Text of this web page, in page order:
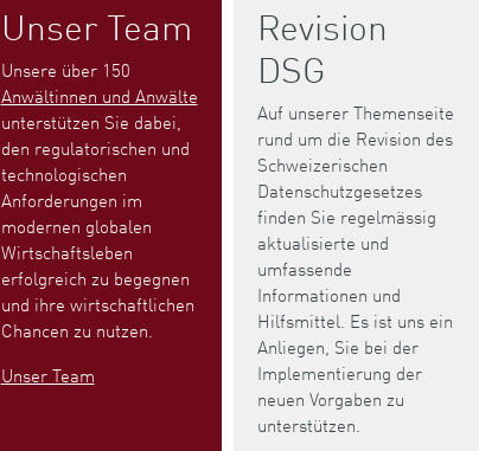
Unser Team
Unsere über 150
Anwältinnen und Anwälte
unterstützen Sie dabei,
den regulatorischen und
technologischen
Anforderungen im
modernen globalen
Wirtschaftsleben
erfolgreich zu begegnen
und ihre wirtschaftlichen
Chancen zu nutzen.
Unser Team
Revision
DSG
Auf unserer Themenseite
rund um die Revision des
Schweizerischen
Datenschutzgesetzes
finden Sie regelmässig
aktualisierte und
umfassende
Informationen und
Hilfsmittel. Es ist uns ein
Anliegen, Sie bei der
Implementierung der
neuen Vorgaben zu
unterstützen.